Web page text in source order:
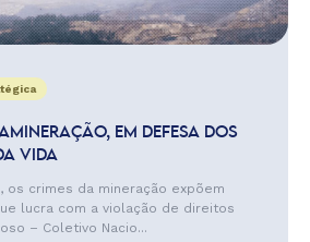
EM DEFESA DOS
VIDA
os crimes da mineração expõem
lucra com a violação de direitos
– Coletivo Nacio...